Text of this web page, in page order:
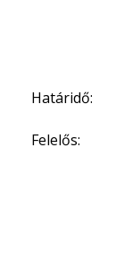
Határidő:
Felelős: